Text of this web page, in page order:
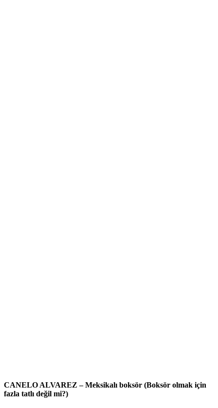
CANELO ALVAREZ – Meksikalı boksör (Boksör olmak için
fazla tatlı değil mi?)